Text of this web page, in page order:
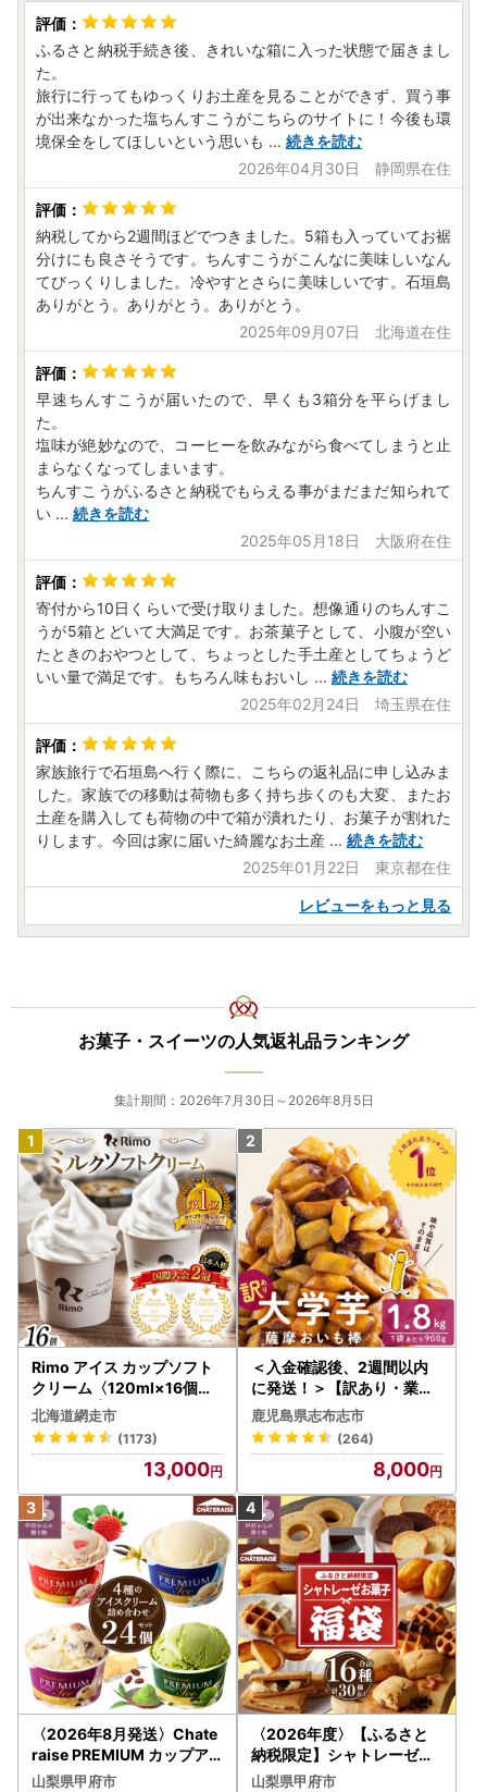
ふるさと納税手続き後、きれいな箱に入った状態で届きまし
た。
旅行に行ってもゆっくりお土産を見ることができず、買う事
が出来なかった塩ちんすこうがこちらのサイトに！今後も環
境保全をしてほしいという思いも ... 続きを読む
2026年04月30日 静岡県在住
納税してから2週間ほどでつきました。5箱も入っていてお裾
分けにも良さそうです。ちんすこうがこんなに美味しいなん
てびっくりしました。冷やすとさらに美味しいです。石垣島
ありがとう。ありがとう。ありがとう。
2025年09月07日 北海道在住
早速ちんすこうが届いたので、早くも3箱分を平らげまし
た。
塩味が絶妙なので、コーヒーを飲みながら食べてしまうと止
まらなくなってしまいます。
ちんすこうがふるさと納税でもらえる事がまだまだ知られて
い ... 続きを読む
2025年05月18日 大阪府在住
寄付から10日くらいで受け取りました。想像通りのちんすこ
うが5箱とどいて大満足です。お茶菓子として、小腹が空い
たときのおやつとして、ちょっとした手土産としてちょうど
いい量で満足です。もちろん味もおいし ... 続きを読む
2025年02月24日 埼玉県在住
家族旅行で石垣島へ行く際に、こちらの返礼品に申し込みま
した。家族での移動は荷物も多く持ち歩くのも大変、またお
土産を購入しても荷物の中で箱が潰れたり、お菓子が割れた
りします。今回は家に届いた綺麗なお土産 ... 続きを読む
2025年01月22日 東京都在住
レビューをもっと見る
お菓子・スイーツの人気返礼品ランキング
集計期間：2026年7月30日～2026年8月5日
Rimo アイス カップソフト
クリーム〈120ml×16個〉
ABA002 | アイス
北海道網走市
(1173)
13,000
＜入金確認後、2週間以内
に発送！＞【訳あり・業務
用】薩摩おいも棒セット 計
1.8kg(900g×2袋) p8-142
-2w
鹿児島県志布志市
(264)
8,000
〈2026年8月発送〉Chate
raise PREMIUM カップア
イス 詰合せ 4種 24個 アイ
山梨県甲府市
〈2026年度〉【ふるさと
納税限定】シャトレーゼ人
気お菓子勢ぞろい!! お菓子
山梨県甲府市